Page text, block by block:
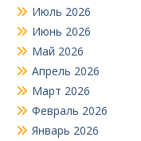
Июль 2026
Июнь 2026
Май 2026
Апрель 2026
Март 2026
Февраль 2026
Январь 2026